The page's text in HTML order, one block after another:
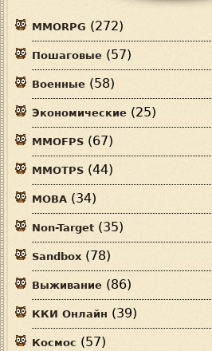
MMORPG (272)
Пошаговые (57)
Военные (58)
Экономические (25)
MMOFPS (67)
MMOTPS (44)
MOBA (34)
Non-Target (35)
Sandbox (78)
Выживание (86)
ККИ Онлайн (39)
Космос (57)